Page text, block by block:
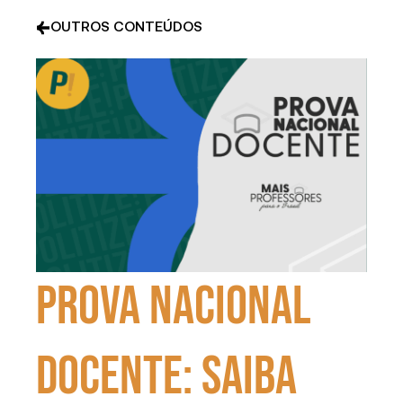
OUTROS CONTEÚDOS
Prova Nacional
Docente: saiba